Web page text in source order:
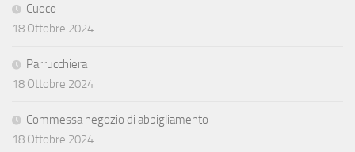
Cuoco
18 Ottobre 2024
Parrucchiera
18 Ottobre 2024
Commessa negozio di abbigliamento
18 Ottobre 2024